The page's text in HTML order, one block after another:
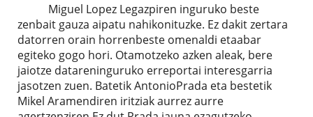
Miguel Lopez Legazpiren inguruko beste
zenbait gauza aipatu nahikonituzke. Ez dakit zertara
datorren orain horrenbeste omenaldi etaabar
egiteko gogo hori. Otamotzeko azken aleak, bere
jaiotze datareninguruko erreportai interesgarria
jasotzen zuen. Batetik AntonioPrada eta bestetik
Mikel Aramendiren iritziak aurrez aurre